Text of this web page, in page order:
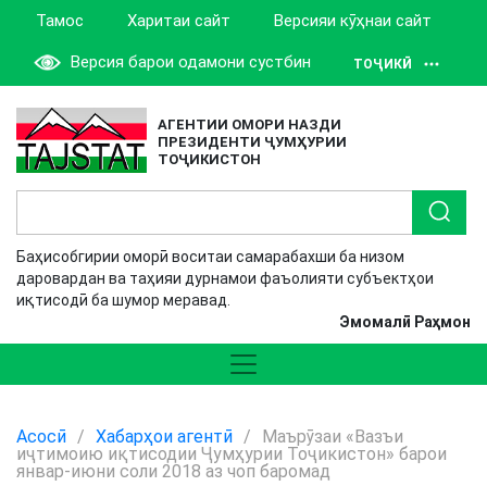
Тамос Харитаи сайт Версияи кӯҳнаи сайт
Версия барои одамони сустбин ТОҶИКӢ
АГЕНТИИ ОМОРИ НАЗДИ
ПРЕЗИДЕНТИ ҶУМҲУРИИ
ТОҶИКИСТОН
Баҳисобгирии оморӣ воситаи самарабахши ба низом
даровардан ва таҳияи дурнамои фаъолияти субъектҳои
иқтисодӣ ба шумор меравад.
Эмомалӣ Раҳмон
Асосӣ / Хабарҳои агентӣ /
Маърӯзаи «Вазъи
иҷтимоию иқтисодии Ҷумҳурии Тоҷикистон» барои
январ-июни соли 2018 аз чоп баромад